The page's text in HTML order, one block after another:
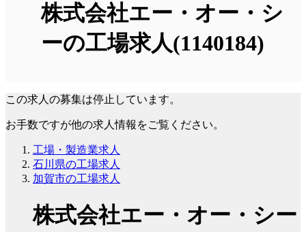
株式会社エー・オー・シ
ーの工場求人(1140184)
この求人の募集は停止しています。
お手数ですが他の求人情報をご覧ください。
工場・製造業求人
石川県の工場求人
加賀市の工場求人
株式会社エー・オー・シー